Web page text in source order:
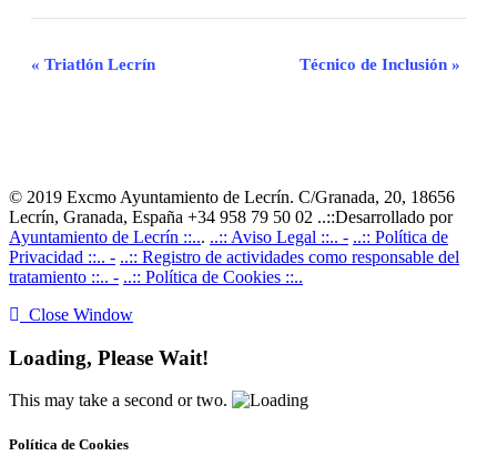
Navegación
« Triatlón Lecrín Técnico de Inclusión »
© 2019 Excmo Ayuntamiento de Lecrín. C/Granada, 20, 18656
Lecrín, Granada, España +34 958 79 50 02 ..::Desarrollado por
Ayuntamiento de Lecrín ::... ..:: Aviso Legal ::.. - ..:: Política de
Privacidad ::.. - ..:: Registro de actividades como responsable del
tratamiento ::.. - ..:: Política de Cookies ::..
Close Window
Loading, Please Wait!
This may take a second or two.
Política de Cookies